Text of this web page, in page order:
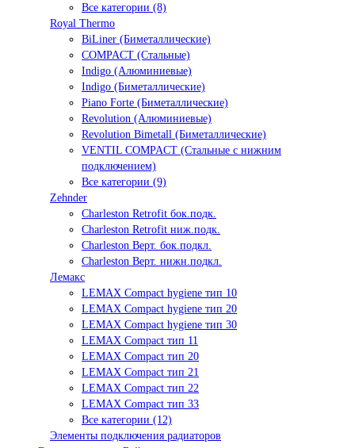
Все категории (8)
Royal Thermo
BiLiner (Биметаллические)
COMPACT (Стальные)
Indigo (Алюминиевые)
Indigo (Биметаллические)
Piano Forte (Биметаллические)
Revolution (Алюминиевые)
Revolution Bimetall (Биметаллические)
VENTIL COMPACT (Стальные с нижним
подключением)
Все категории (9)
Zehnder
Charleston Retrofit бок.подк.
Charleston Retrofit ниж.подк.
Charleston Верт. бок.подкл.
Charleston Верт. нижн.подкл.
Лемакс
LEMAX Compact hygiene тип 10
LEMAX Compact hygiene тип 20
LEMAX Compact hygiene тип 30
LEMAX Compact тип 11
LEMAX Compact тип 20
LEMAX Compact тип 21
LEMAX Compact тип 22
LEMAX Compact тип 33
Все категории (12)
Элементы подключения радиаторов